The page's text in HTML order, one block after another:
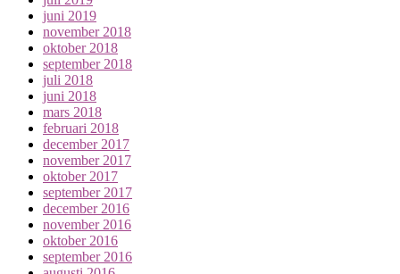
juni 2019
november 2018
oktober 2018
september 2018
juli 2018
juni 2018
mars 2018
februari 2018
december 2017
november 2017
oktober 2017
september 2017
december 2016
november 2016
oktober 2016
september 2016